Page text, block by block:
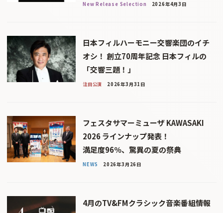
New Release Selection 2026年4月3日
日本フィルハーモニー交響楽団のイチ
オシ！ 創立70周年記念 日本フィルの
「交響三題！」
注目公演 2026年3月31日
フェスタサマーミューザ KAWASAKI
2026 ラインナップ発表！
満足度96％、驚異の夏の祭典
NEWS 2026年3月26日
4月のTV&FMクラシック音楽番組情報